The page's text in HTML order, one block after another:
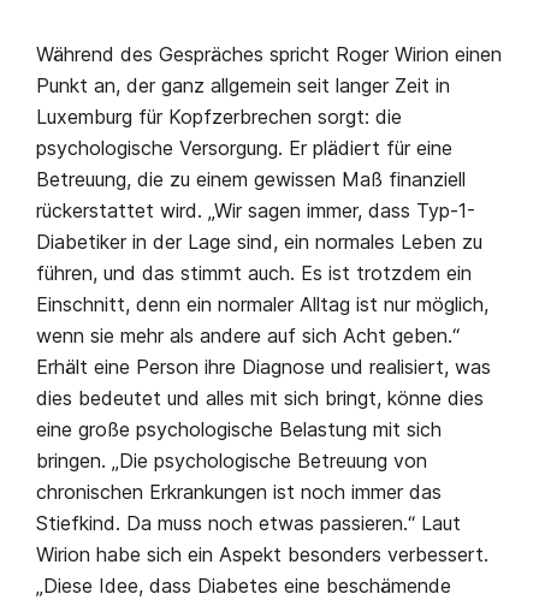
Während des Gespräches spricht Roger Wirion einen
Punkt an, der ganz allgemein seit langer Zeit in
Luxemburg für Kopfzerbrechen sorgt: die
psychologische Versorgung. Er plädiert für eine
Betreuung, die zu einem gewissen Maß finanziell
rückerstattet wird. „Wir sagen immer, dass Typ-1-
Diabetiker in der Lage sind, ein normales Leben zu
führen, und das stimmt auch. Es ist trotzdem ein
Einschnitt, denn ein normaler Alltag ist nur möglich,
wenn sie mehr als andere auf sich Acht geben.“
Erhält eine Person ihre Diagnose und realisiert, was
dies bedeutet und alles mit sich bringt, könne dies
eine große psychologische Belastung mit sich
bringen. „Die psychologische Betreuung von
chronischen Erkrankungen ist noch immer das
Stiefkind. Da muss noch etwas passieren.“ Laut
Wirion habe sich ein Aspekt besonders verbessert.
„Diese Idee, dass Diabetes eine beschämende